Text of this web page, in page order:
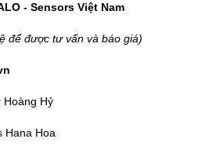
- Sensors Việt Nam
để được tư vấn và báo giá)
Hoàng Hỷ
Hana Hoa